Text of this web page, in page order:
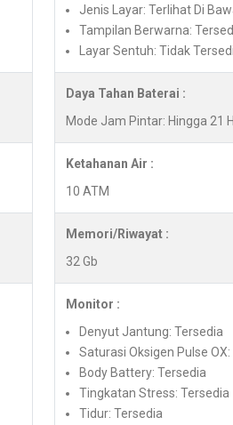
Jenis Layar: Terlihat Di
Tampilan Berwarna:
Layar Sentuh: Tidak
Daya Tahan Baterai :
Mode Jam Pintar: Hingga 21
Ketahanan Air :
10 ATM
Memori/Riwayat :
32 Gb
Monitor :
Denyut Jantung: Tersedia
Saturasi Oksigen Pulse
Body Battery: Tersedia
Tingkatan Stress: Tersedia
Tidur: Tersedia